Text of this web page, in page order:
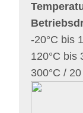
-20°C bis
120°C bis
300°C /